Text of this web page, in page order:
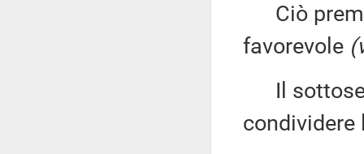
Ciò
favorevole
Il
condividere